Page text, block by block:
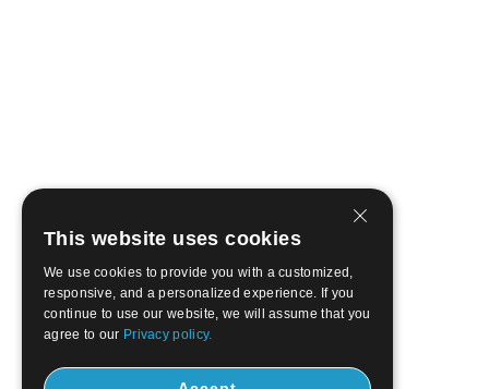
This website uses cookies
We use cookies to provide you with a customized,
responsive, and a personalized experience. If you
continue to use our website, we will assume that you
agree to our Privacy policy.